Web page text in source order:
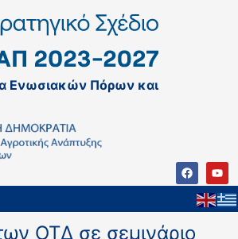
Ενωσιακών Πόρων και
ΟΤΔ σε σεμινάριο